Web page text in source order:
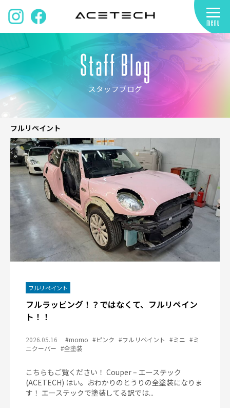
スタッフブログ
フルリペイント
フルリペイント
フルラッピング！？ではなくて、フルリペイン
ト！！
2026.05.16 #momo #ピンク #フルリペイント #ミニ #ミ
ニクーパー #全塗装
こちらもご覧ください！ Couper – エーステック
(ACETECH) はい。おわかりのとうりの全塗装になりま
す！ エーステックで塗装してる訳では...